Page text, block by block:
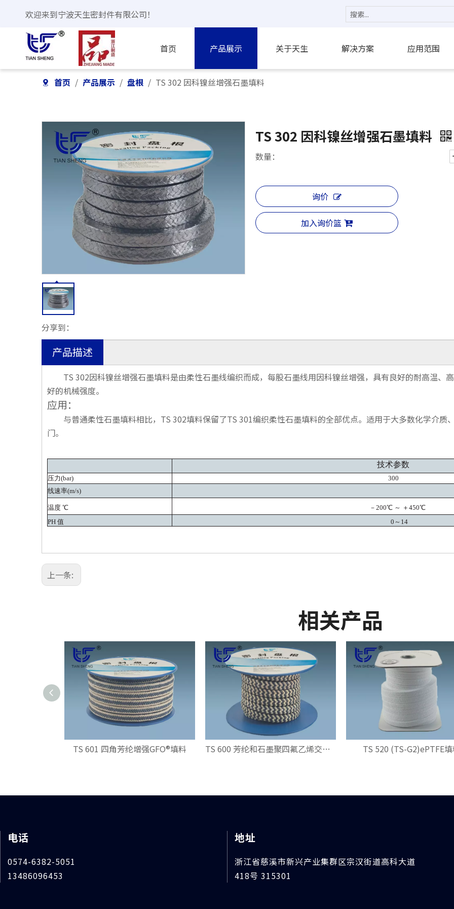
欢迎来到宁波天生密封件有限公司！
首页 产品展示 关于天生 解决方案 应用范围
首页 / 产品展示 / 盘根 / TS 302 因科镍丝增强石墨填料
分享到：
TS 302 因科镍丝增强石墨填料
数量：
询价
加入询价篮
产品描述
TS 302因科镍丝增强石墨填料是由柔性石墨线编织而成，每股石墨线用因科镍丝增强，具有良好的耐高温、
好的机械强度。
应用：
与普通柔性石墨填料相比，TS 302填料保留了TS 301编织柔性石墨填料的全部优点。适用于大多数化学介质
门。
技术参数
压力(bar)
300
线速率(m/s)
温度 ℃ － 200℃ ～ ＋450℃
PH 值
0～14
上一条:
相关产品
TS 601 四角芳纶增强GFO®填料 TS 600 芳纶和石墨聚四氟乙烯交织填料 TS 520 (TS-G2)ePTFE
电话
0574-6382-5051
13486096453
地址
浙江省慈溪市新兴产业集群区宗汉街道高科大道
418号 315301